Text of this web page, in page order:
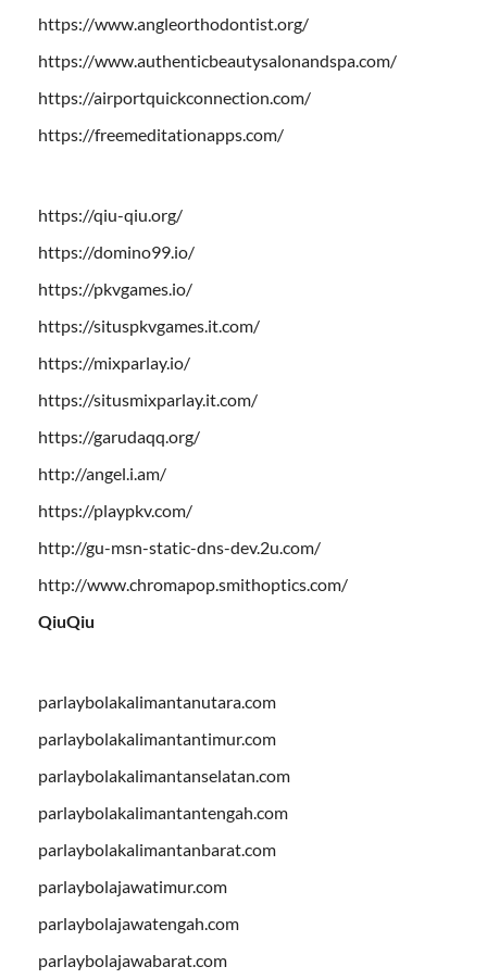
https://www.angleorthodontist.org/
https://www.authenticbeautysalonandspa.com/
https://airportquickconnection.com/
https://freemeditationapps.com/
https://qiu-qiu.org/
https://domino99.io/
https://pkvgames.io/
https://situspkvgames.it.com/
https://mixparlay.io/
https://situsmixparlay.it.com/
https://garudaqq.org/
http://angel.i.am/
https://playpkv.com/
http://gu-msn-static-dns-dev.2u.com/
http://www.chromapop.smithoptics.com/
QiuQiu
parlaybolakalimantanutara.com
parlaybolakalimantantimur.com
parlaybolakalimantanselatan.com
parlaybolakalimantantengah.com
parlaybolakalimantanbarat.com
parlaybolajawatimur.com
parlaybolajawatengah.com
parlaybolajawabarat.com